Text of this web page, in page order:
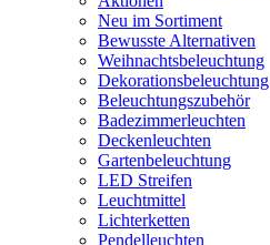
Neu im Sortiment
Bewusste Alternativen
Weihnachtsbeleuchtung
Dekorationsbeleuchtung
Beleuchtungszubehör
Badezimmerleuchten
Deckenleuchten
Gartenbeleuchtung
LED Streifen
Leuchtmittel
Lichterketten
Pendelleuchten